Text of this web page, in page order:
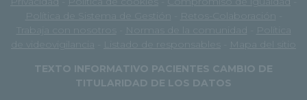
Política de Sistema de Gestión
Retos-Colaboración
Trabaja con nosotros
Normas de la comunidad
Política
de videovigilancia
Listado de responsables
Mapa del sitio
TEXTO INFORMATIVO PACIENTES CAMBIO DE
TITULARIDAD DE LOS DATOS